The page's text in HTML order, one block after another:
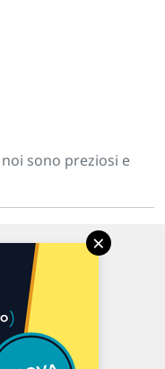
sono preziosi e
A
401
×